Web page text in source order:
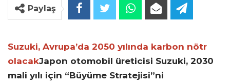
Paylaş
Suzuki, Avrupa’da 2050 yılında karbon nötr
olacakJapon otomobil üreticisi Suzuki, 2030
mali yılı için “Büyüme Stratejisi”ni